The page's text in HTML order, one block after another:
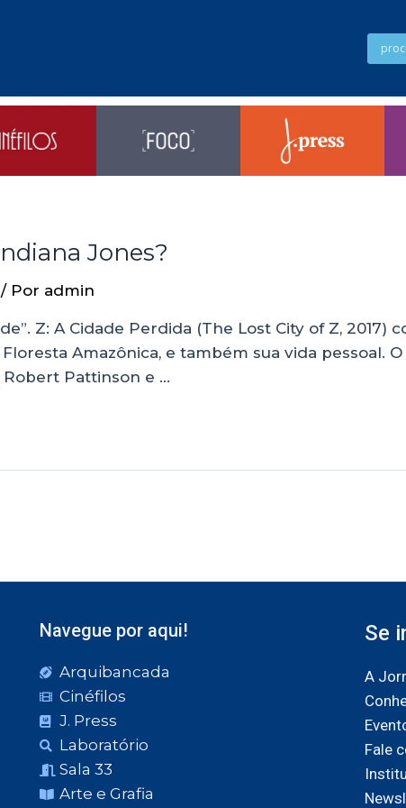
Jones?
/ Por admin
Z: A Cidade Perdida (The Lost City of Z, 2017)
Amazônica, e também sua vida pessoal.
Pattinson e …
Navegue por aqui!
Arquibancada
Cinéfilos
J. Press
Laboratório
Sala 33
Arte e Grafia
Se
A
Fale